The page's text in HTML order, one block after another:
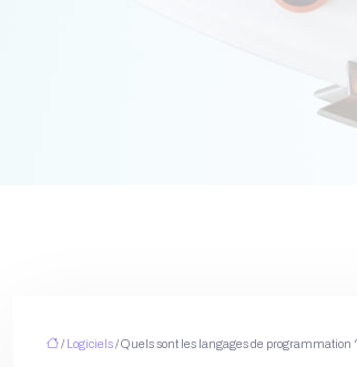
/ Logiciels/ Quels sont les langages de programmation